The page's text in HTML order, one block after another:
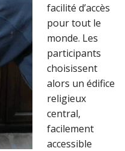
facilité d’accès
pour tout le
monde. Les
participants
choisissent
alors un édifice
religieux
central,
facilement
accessible